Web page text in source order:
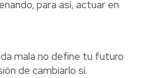
para así, actuar en
mala no define tu futuro
de cambiarlo sí.